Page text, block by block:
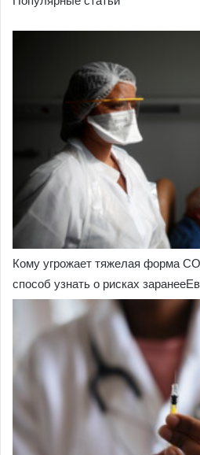
Кому угрожает тяжелая форма
способ узнать о рисках